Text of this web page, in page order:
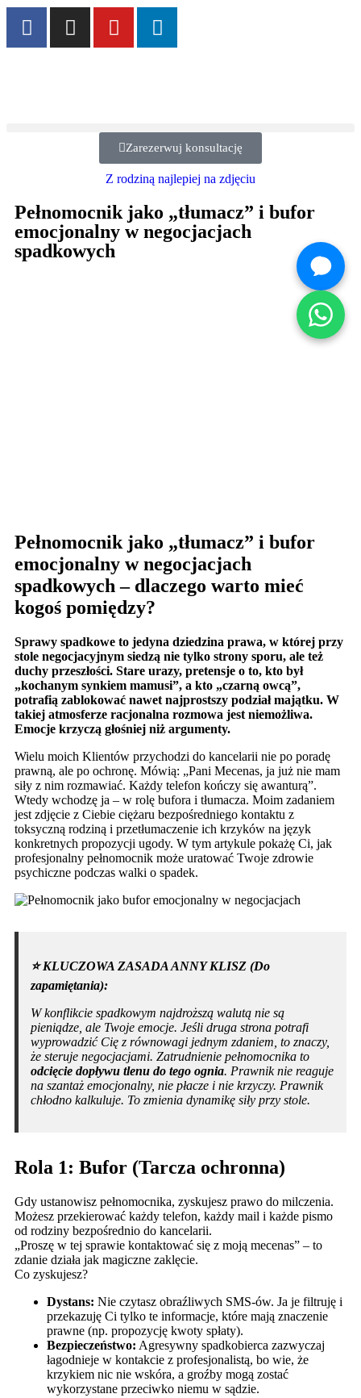
Zarezerwuj konsultację
Z rodziną najlepiej na zdjęciu
Pełnomocnik jako „tłumacz” i bufor
emocjonalny w negocjacjach
spadkowych
Pełnomocnik jako „tłumacz” i bufor
emocjonalny w negocjacjach
spadkowych – dlaczego warto mieć
kogoś pomiędzy?
Sprawy spadkowe to jedyna dziedzina prawa, w której przy
stole negocjacyjnym siedzą nie tylko strony sporu, ale też
duchy przeszłości. Stare urazy, pretensje o to, kto był
„kochanym synkiem mamusi”, a kto „czarną owcą”,
potrafią zablokować nawet najprostszy podział majątku. W
takiej atmosferze racjonalna rozmowa jest niemożliwa.
Emocje krzyczą głośniej niż argumenty.
Wielu moich Klientów przychodzi do kancelarii nie po poradę
prawną, ale po ochronę. Mówią: „Pani Mecenas, ja już nie mam
siły z nim rozmawiać. Każdy telefon kończy się awanturą”.
Wtedy wchodzę ja – w rolę bufora i tłumacza. Moim zadaniem
jest zdjęcie z Ciebie ciężaru bezpośredniego kontaktu z
toksyczną rodziną i przetłumaczenie ich krzyków na język
konkretnych propozycji ugody. W tym artykule pokażę Ci, jak
profesjonalny pełnomocnik może uratować Twoje zdrowie
psychiczne podczas walki o spadek.
⭐️ KLUCZOWA ZASADA ANNY KLISZ (Do
zapamiętania):
W konflikcie spadkowym najdroższą walutą nie są
pieniądze, ale Twoje emocje. Jeśli druga strona potrafi
wyprowadzić Cię z równowagi jednym zdaniem, to znaczy,
że steruje negocjacjami. Zatrudnienie pełnomocnika to
odcięcie dopływu tlenu do tego ognia. Prawnik nie reaguje
na szantaż emocjonalny, nie płacze i nie krzyczy. Prawnik
chłodno kalkuluje. To zmienia dynamikę siły przy stole.
Rola 1: Bufor (Tarcza ochronna)
Gdy ustanowisz pełnomocnika, zyskujesz prawo do milczenia.
Możesz przekierować każdy telefon, każdy mail i każde pismo
od rodziny bezpośrednio do kancelarii.
„Proszę w tej sprawie kontaktować się z moją mecenas” – to
zdanie działa jak magiczne zaklęcie.
Co zyskujesz?
Dystans: Nie czytasz obraźliwych SMS-ów. Ja je filtruję i
przekazuję Ci tylko te informacje, które mają znaczenie
prawne (np. propozycję kwoty spłaty).
Bezpieczeństwo: Agresywny spadkobierca zazwyczaj
łagodnieje w kontakcie z profesjonalistą, bo wie, że
krzykiem nic nie wskóra, a groźby mogą zostać
wykorzystane przeciwko niemu w sądzie.